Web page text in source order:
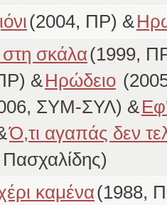
(2004, ΠΡ) &
σκάλα(1999,
&Ηρώδειο
ΣΥΜ-ΣΥΛ) &
Ό,τι αγαπάς δεν
Πασχαλίδης)
καμένα(1988,